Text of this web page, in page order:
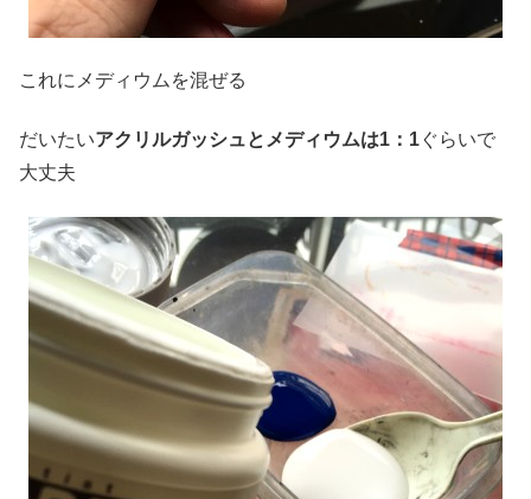
これにメディウムを混ぜる
だいたいアクリルガッシュとメディウムは1：1ぐらいで
大丈夫